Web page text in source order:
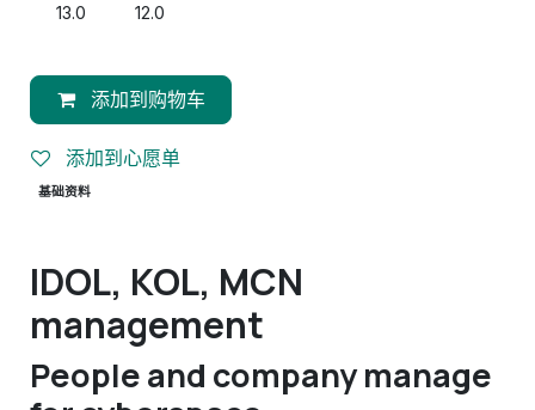
13.0 12.0
添加到购物车
添加到心愿单
基础资料
IDOL, KOL, MCN
management
People and company manage